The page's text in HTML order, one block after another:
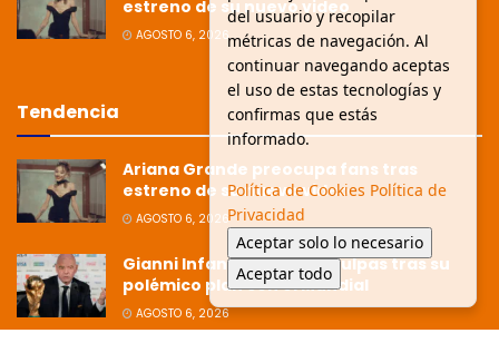
estreno de su nuevo video
AGOSTO 6, 2026
Tendencia
Ariana Grande preocupa fans tras
estreno de su nuevo video
AGOSTO 6, 2026
Gianni Infantino pide disculpas tras su
polémico plan con el Mundial
AGOSTO 6, 2026
del usuario y recopilar
métricas de navegación. Al
continuar navegando aceptas
el uso de estas tecnologías y
confirmas que estás
informado.
Política de Cookies Política de
Privacidad
Aceptar solo lo necesario
Aceptar todo